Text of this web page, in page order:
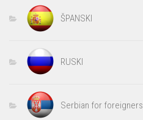
ŠPANSKI
RUSKI
Serbian for foreigners